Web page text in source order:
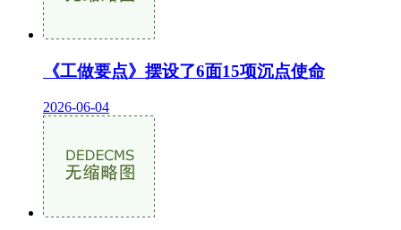
《工做要点》摆设了6面15项沉点使命
2026-06-04